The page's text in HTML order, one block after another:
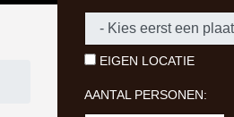
EIGEN LOCATIE
AANTAL PERSONEN: